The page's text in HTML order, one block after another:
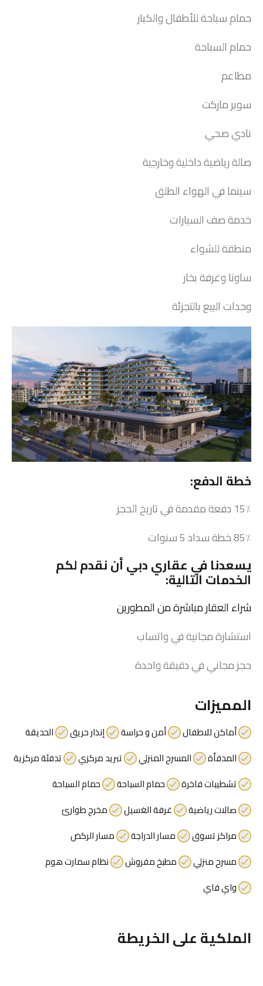
حمام سباحة للأطفال والكبار
حمام السباحة
مطاعم
سوبر ماركت
نادي صحي
صالة رياضية داخلية وخارجية
سينما في الهواء الطلق
خدمة صف السيارات
منطقة للشواء
ساونا وغرفة بخار
وحدات البيع بالتجزئة
خطة الدفع:
15٪ دفعة مقدمة في تاريخ الحجز
85٪ خطة سداد 5 سنوات
يسعدنا في عقاري دبيأن نقدم لكم
الخدمات التالية:
شراء العقار مباشرة من المطورين
استشارة مجانية في واتساب
حجز مجاني في دقيقة واحدة
المميزات
أماكن للاطفال أمن و حراسة إنذار حريق
الحديقة
المدفأة
المسرح المنزلي تبريد مركزي
تدفئة مركزية
تشطيبات فاخرة
حمام السباحة
حمام السباحة
صالات رياضية
غرفة الغسيل
مخرج طوارئ
مراكز تسوق
مسار الدراجة
مسار الركض
مسرح منزلي
مطبخ مفروش
نظام سمارت هوم
واي فاي
الملكية على الخريطة